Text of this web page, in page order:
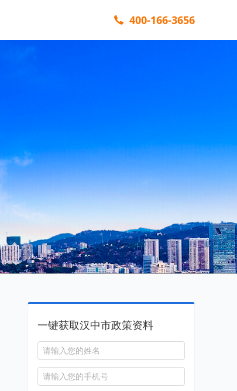
400-166-3656
一键获取汉中市政策资料